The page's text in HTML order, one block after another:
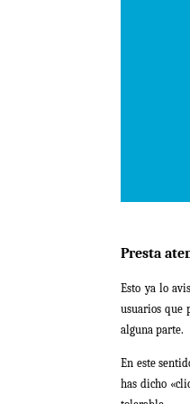
Presta
Esto ya lo
usuarios que
alguna parte.
En este
has dicho